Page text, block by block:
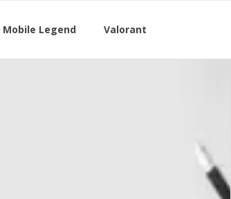
Mobile Legend Valorant